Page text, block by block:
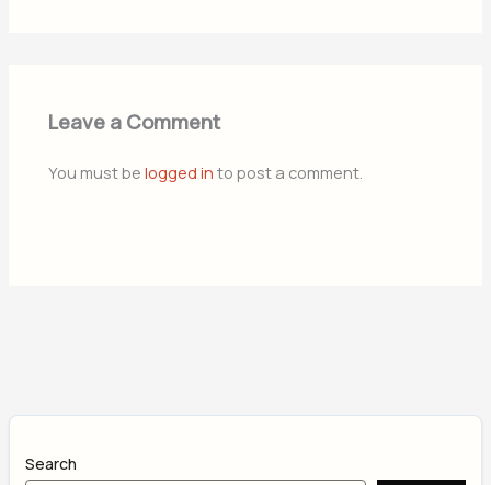
Leave a Comment
You must belogged in to post a comment.
Search